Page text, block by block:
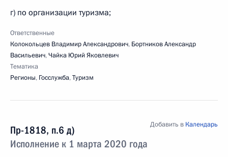
г) по организации туризма;
Ответственные
Колокольцев Владимир Александрович, Бортников Александр
Васильевич,Чайка Юрий Яковлевич
Тематика
Регионы, Госслужба,Туризм
Пр-1818, п.6 д)
Исполнение к 1 марта 2020 года
Добавить в Календарь